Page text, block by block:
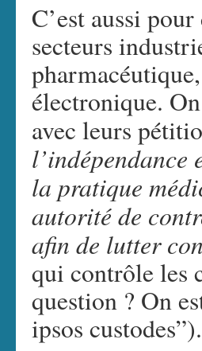
C’est aussi
secteurs
électronique.
avec leurs
l’indépendance
la pratique
autorité de
afin de lutter
qui contrôle les
question ? On
ipsos custodes”).